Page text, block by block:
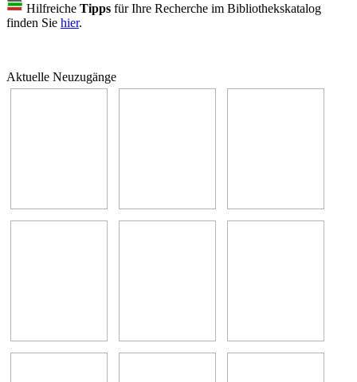
Hilfreiche Tipps für Ihre Recherche im Bibliothekskatalog
finden Sie hier.
Aktuelle Neuzugänge